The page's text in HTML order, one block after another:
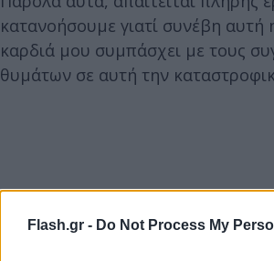
Flash.gr - Do Not Process My
κατανοήσουμε γιατί συνέβη αυτή
καρδιά μου συμπάσχει με τους
θυμάτων σε αυτή την